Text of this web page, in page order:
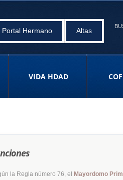
Portal Hermano Altas
VIDA HDAD
la Regla número 76, el Mayordomo